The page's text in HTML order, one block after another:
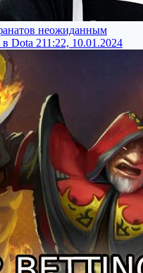
неожиданным
в Dota 211:22, 10.01.2024